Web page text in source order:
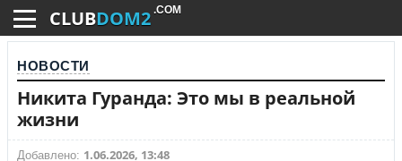
CLUBDOM2 .COM
НОВОСТИ
Никита Гуранда: Это мы в реальной
жизни
Добавлено: 1.06.2026, 13:48